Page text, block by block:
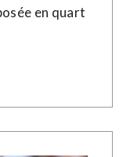
en quart